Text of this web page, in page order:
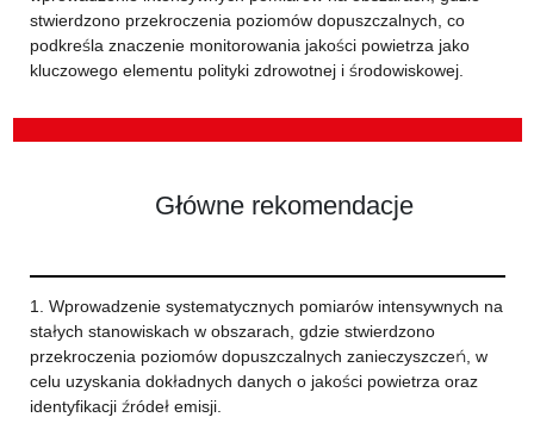
stwierdzono przekroczenia poziomów dopuszczalnych, co
podkreśla znaczenie monitorowania jakości powietrza jako
kluczowego elementu polityki zdrowotnej i środowiskowej.
Główne rekomendacje
1. Wprowadzenie systematycznych pomiarów intensywnych na
stałych stanowiskach w obszarach, gdzie stwierdzono
przekroczenia poziomów dopuszczalnych zanieczyszczeń, w
celu uzyskania dokładnych danych o jakości powietrza oraz
identyfikacji źródeł emisji.